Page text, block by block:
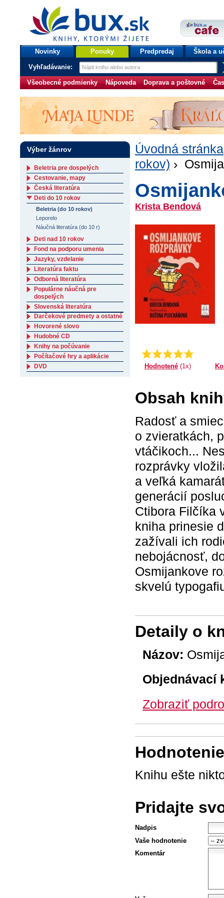
bux.sk
knihy, ktorými žijete
Úvodná stránka
Novinky Ponuky Predpredaj Škola a
Vyhľadávanie:
Všeobecné podmienky Nápoveda Doprava a poštovné
Úvodná stránka
rokov) ›
Krista Bendová
Priemer:
5.0
Hodnotené(1x)
Obsah
Radosť a
o zvieratkách,
vtáčikoch...
rozprávky
a veľká
generácií
Ctibora Filčíka
kniha prinesie
zažívali ich
nebojácnosť,
Osmijankove
skvelú
Detaily o
Názov:
Objednávací
Zobraziť
Knihu ešte
Pridajte
Nadpis
Vaše hodnotenie
Komentár
Výber žánrov
Beletria pre dospelých
Cestovanie, mapy
Česká literatúra
Deti do 10 rokov
Beletria (do 10 rokov)
Leporelo
Náučná literatúra (do 10 r)
Deti nad 10 rokov
Fond na podporu umenia
Jazyky, vzdelanie
Literatúra faktu
Odborná literatúra
Populárne náučná pre
dospelých
Slovenská literatúra
Darčekové predmety a ostatné
Hovorené slovo
Hudobné CD
Knihy na počúvanie
Počítačové hry a aplikácie
DVD